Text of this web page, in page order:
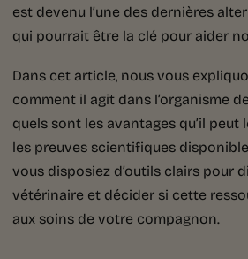
est devenu l’une des dernières
qui pourrait être la clé pour aider
Dans cet article, nous vous
comment il agit dans l’organisme
quels sont les avantages qu’il
les preuves scientifiques
vous disposiez d’outils clairs pour
vétérinaire et décider si cette
aux soins de votre compagnon.